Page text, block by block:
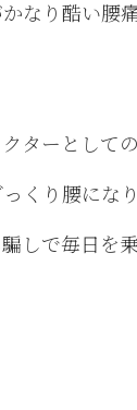
なり酷い腰
ターとして
くり腰にな
しで毎日を